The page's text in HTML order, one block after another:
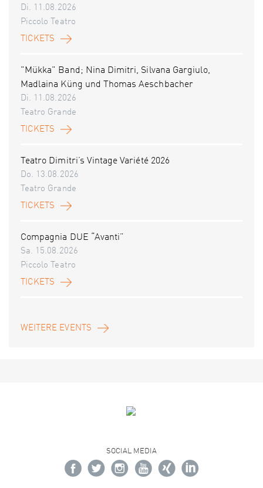
Di. 11.08.2026
Piccolo Teatro
TICKETS
"Mükka" Band; Nina Dimitri, Silvana Gargiulo,
Madlaina Küng und Thomas Aeschbacher
Di. 11.08.2026
Teatro Grande
TICKETS
Teatro Dimitri’s Vintage Variété 2026
Do. 13.08.2026
Teatro Grande
TICKETS
Compagnia DUE “Avanti”
Sa. 15.08.2026
Piccolo Teatro
TICKETS
WEITERE EVENTS
SOCIAL MEDIA